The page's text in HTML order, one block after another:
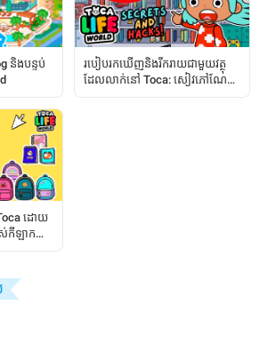
និងបន្ទប់
របៀបរកឃើញនិងរីករាយជាមួយវត្ថុ
ដែលលាក់នៅ Toca: សៀវភៅណែនាំ
ដោយ
ស់កីឡាក